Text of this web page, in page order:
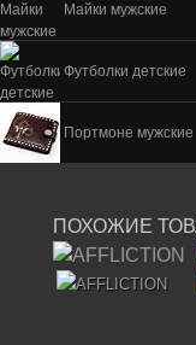
Майки мужские
Футболки детские
Портмоне мужские
ПОХОЖИЕ